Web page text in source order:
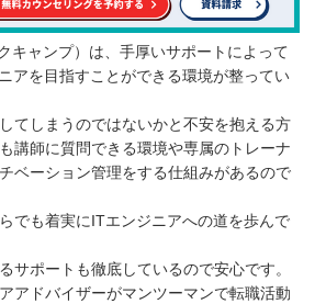
キャンプ）は、手厚いサポートによって
アを目指すことができる環境が整ってい
てしまうのではないかと不安を抱える方
講師に質問できる環境や専属のトレーナ
ベーション管理をする仕組みがあるので
でも着実にITエンジニアへの道を歩んで
サポートも徹底しているので安心です。
アドバイザーがマンツーマンで転職活動